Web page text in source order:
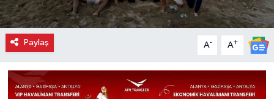
Paylaş A- A+